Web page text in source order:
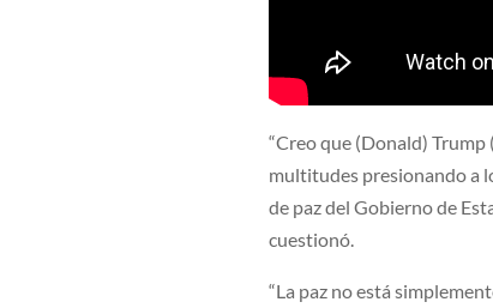
“Creo que (Donald)
multitudes presionando a
de paz del Gobierno de
cuestionó.
“La paz no está